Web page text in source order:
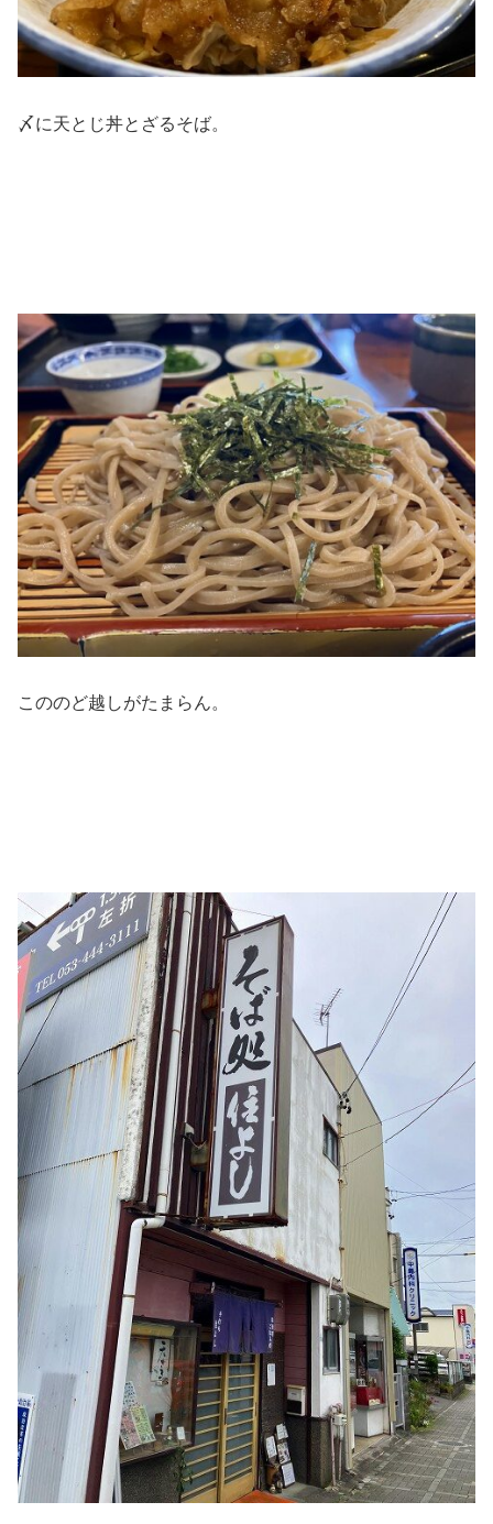
〆に天とじ丼とざるそば。
こののど越しがたまらん。